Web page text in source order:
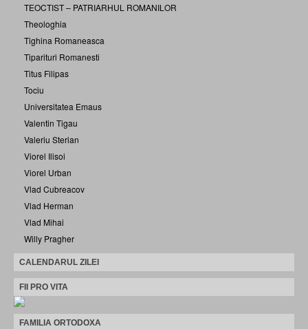
TEOCTIST – PATRIARHUL ROMANILOR
Theologhia
Tighina Romaneasca
Tiparituri Romanesti
Titus Filipas
Tociu
Universitatea Emaus
Valentin Tigau
Valeriu Sterian
Viorel Ilisoi
Viorel Urban
Vlad Cubreacov
Vlad Herman
Vlad Mihai
Willy Pragher
CALENDARUL ZILEI
FII PRO VITA
FAMILIA ORTODOXA